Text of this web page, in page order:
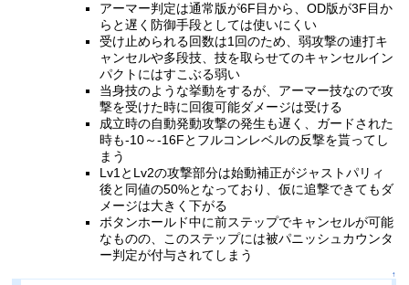
アーマー判定は通常版が6F目から、OD版が3F目か
らと遅く防御手段としては使いにくい
受け止められる回数は1回のため、弱攻撃の連打キ
ャンセルや多段技、技を取らせてのキャンセルイン
パクトにはすこぶる弱い
当身技のような挙動をするが、アーマー技なので攻
撃を受けた時に回復可能ダメージは受ける
成立時の自動発動攻撃の発生も遅く、ガードされた
時も-10～-16Fとフルコンレベルの反撃を貰ってし
まう
Lv1とLv2の攻撃部分は始動補正がジャストパリィ
後と同値の50%となっており、仮に追撃できてもダ
メージは大きく下がる
ボタンホールド中に前ステップでキャンセルが可能
なものの、このステップには被パニッシュカウンタ
ー判定が付与されてしまう
↑